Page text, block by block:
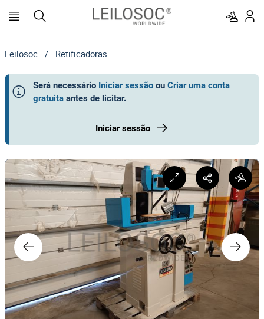
Leilosoc / Retificadoras
Será necessário Iniciar sessão ou Criar uma conta
gratuita antes de licitar.
Iniciar sessão